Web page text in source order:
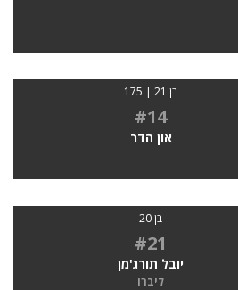
בן 21 | 175
#14
און הדר
בן 20
#21
יובל תורג'מן
ליברו